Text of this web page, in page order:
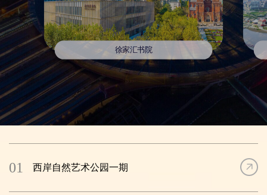
发展现代商贸、文化创意、生命健康、专业服务、科创金融等五大
优势产业，打造一批具有全国影响力的未来产业集聚区。
徐汇区是国家双创示范基地和上海科创中心重要承载区，集聚
了上海人工智能实验室、上海创智学院等国家级平台，以及清华、
北大等顶尖高校的创新中心，汇集了100多家国家级、市级科研机
构，16所高等院校，800多家高新技术企业；教卫文体发展水平全市
领先，有20所百年中小学、8家三甲医院，联合国教科文组织国际
STEM教育研究所设立在徐汇滨江。
徐家汇书院
01 西岸自然艺术公园一期